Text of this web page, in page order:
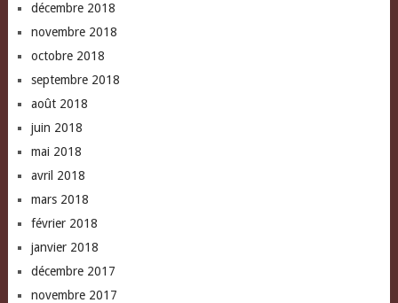
décembre 2018
novembre 2018
octobre 2018
septembre 2018
août 2018
juin 2018
mai 2018
avril 2018
mars 2018
février 2018
janvier 2018
décembre 2017
novembre 2017